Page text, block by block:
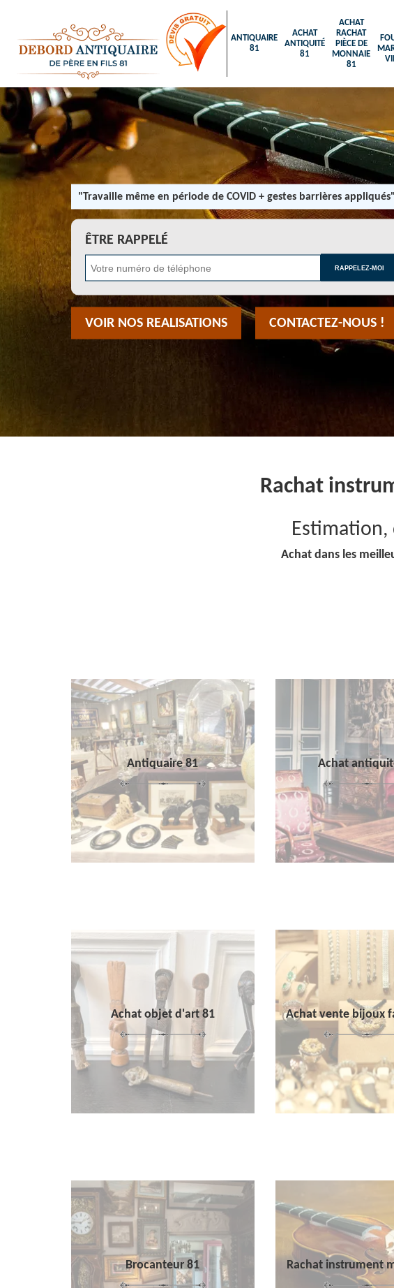
ANTIQUAIRE
81
ACHAT
ANTIQUITÉ
81
ACHAT
RACHAT
PIÈCE DE
MONNAIE
81
"Travaille même en période de COVID + gestes barrières appliqués"
ÊTRE RAPPELÉ
VOIR NOS REALISATIONS CONTACTEZ-NOUS !
Rachat
Achat dans les
Antiquaire 81 Achat
Achat objet d'art 81 Achat vente bijoux
Brocanteur 81 Rachat instrument